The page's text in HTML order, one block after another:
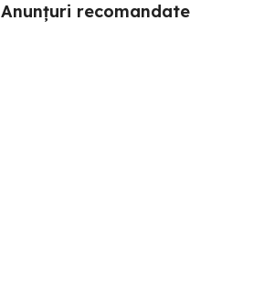
Anunțuri recomandate